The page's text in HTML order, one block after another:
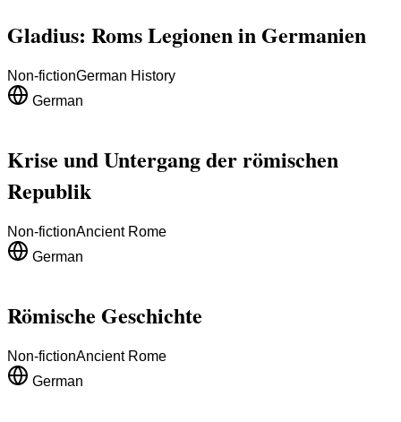
Gladius: Roms Legionen in Germanien
Non-fictionGerman History
German
Krise und Untergang der römischen
Republik
Non-fictionAncient Rome
German
Römische Geschichte
Non-fictionAncient Rome
German